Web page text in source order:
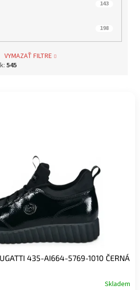
143
198
VYMAZAŤ FILTRE
545
435-AI664-5769-1010 ČERNÁ
Skladem